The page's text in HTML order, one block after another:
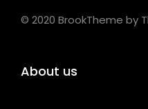
© 2020 BrookTheme by
About us